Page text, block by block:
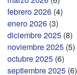
febrero 2026 (4)
enero 2026 (3)
diciembre 2025 (8)
noviembre 2025 (5)
octubre 2025 (6)
septiembre 2025 (6)